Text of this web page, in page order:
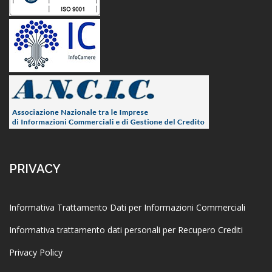
PRIVACY
Informativa Trattamento Dati per Informazioni Commerciali
Informativa trattamento dati personali per Recupero Crediti
Privacy Policy